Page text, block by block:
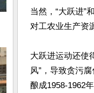
当然，“大跃进”
对工农业生产资
大跃进运动还使
风”，导致贪污
酿成1958-1962